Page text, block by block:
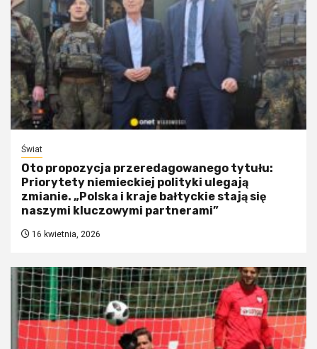
Świat
Oto propozycja przeredagowanego tytułu:
Priorytety niemieckiej polityki ulegają
zmianie. „Polska i kraje bałtyckie stają się
naszymi kluczowymi partnerami”
16 kwietnia, 2026